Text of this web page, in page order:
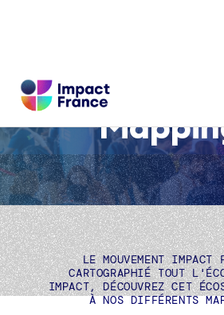
LE MOUVEMENT IMPACT
CARTOGRAPHIÉ TOUT
IMPACT, DÉCOUVREZ CET
À NOS DIFFÉRENTS